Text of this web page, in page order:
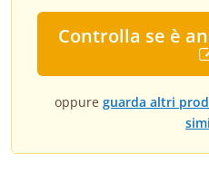
Controlla se è
oppure guarda altri